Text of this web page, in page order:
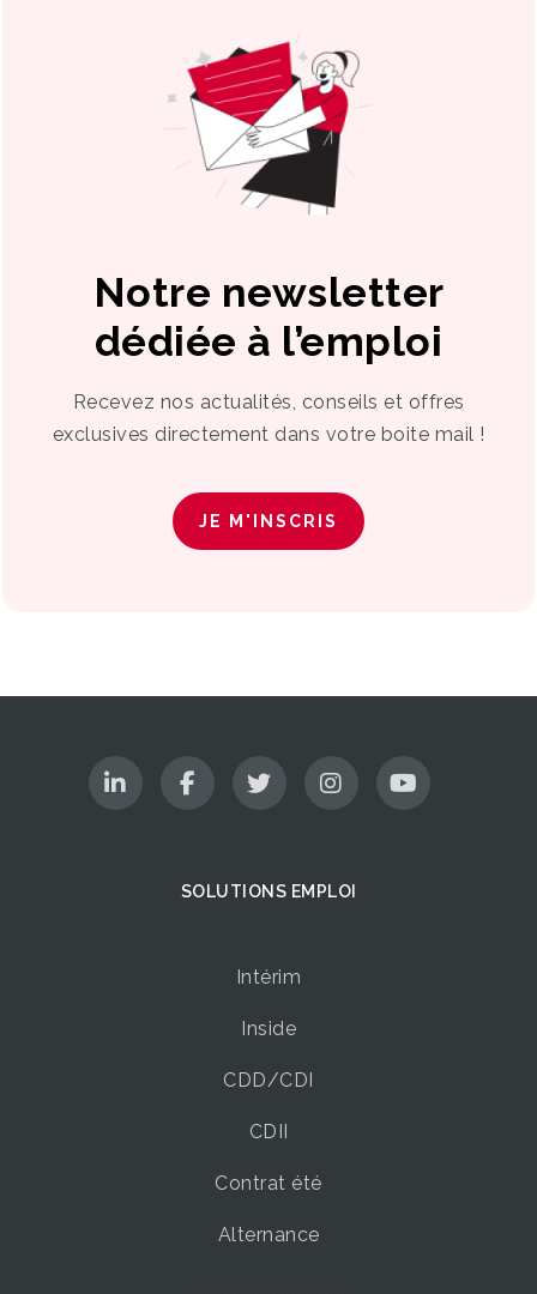
Notre newsletter
dédiée à l’emploi
Recevez nos actualités, conseils et offres
exclusives directement dans votre boite mail !
JE M'INSCRIS
SOLUTIONS EMPLOI
Intérim
Inside
CDD/CDI
CDII
Contrat été
Alternance